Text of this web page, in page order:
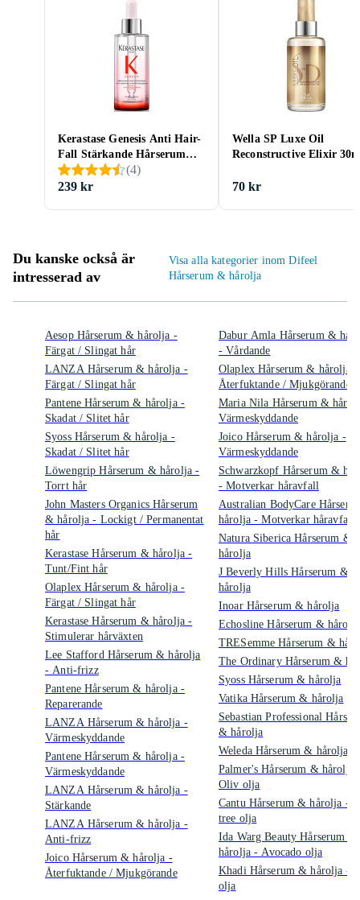
Kerastase Genesis Anti Hair-
Fall Stärkande Hårserum
30ml
(4)
239 kr
Wella SP Luxe Oil
Reconstructive Elixir
70 kr
Du kanske också är
intresserad av
Visa alla kategorier inom Difeel
Hårserum & hårolja
Aesop Hårserum & hårolja -
Färgat / Slingat hår
LANZA Hårserum & hårolja -
Färgat / Slingat hår
Pantene Hårserum & hårolja -
Skadat / Slitet hår
Syoss Hårserum & hårolja -
Skadat / Slitet hår
Löwengrip Hårserum & hårolja -
Torrt hår
John Masters Organics Hårserum
& hårolja - Lockigt / Permanentat
hår
Kerastase Hårserum & hårolja -
Tunt/Fint hår
Olaplex Hårserum & hårolja -
Färgat / Slingat hår
Kerastase Hårserum & hårolja -
Stimulerar hårväxten
Lee Stafford Hårserum & hårolja
- Anti-frizz
Pantene Hårserum & hårolja -
Reparerande
LANZA Hårserum & hårolja -
Värmeskyddande
Pantene Hårserum & hårolja -
Värmeskyddande
LANZA Hårserum & hårolja -
Stärkande
LANZA Hårserum & hårolja -
Anti-frizz
Joico Hårserum & hårolja -
Återfuktande / Mjukgörande
Dabur Amla Hårserum &
- Vårdande
Olaplex Hårserum & hårolja -
Återfuktande / Mjukgörande
Maria Nila Hårserum &
Värmeskyddande
Joico Hårserum & hårolja -
Värmeskyddande
Schwarzkopf Hårserum &
- Motverkar håravfall
Australian BodyCare
hårolja - Motverkar håravfall
Natura Siberica Hårserum &
hårolja
J Beverly Hills Hårserum &
hårolja
Inoar Hårserum & hårolja
Echosline Hårserum & hårolja
TRESemme Hårserum &
The Ordinary Hårserum &
Syoss Hårserum & hårolja
Vatika Hårserum & hårolja
Sebastian Professional
& hårolja
Weleda Hårserum & hårolja
Palmer's Hårserum & hårolja
Oliv olja
Cantu Hårserum & hårolja -
tree olja
Ida Warg Beauty Hårserum &
hårolja - Avocado olja
Khadi Hårserum & hårolja -
olja